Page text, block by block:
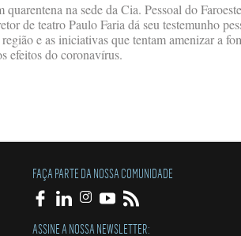
quarentena na sede da Cia. Pessoal do
de teatro Paulo Faria dá seu testemunho
e as iniciativas que tentam amenizar a
efeitos do coronavírus.
FAÇA PARTE DA NOSSA COMUNIDADE
ASSINE A NOSSA NEWSLETTER: